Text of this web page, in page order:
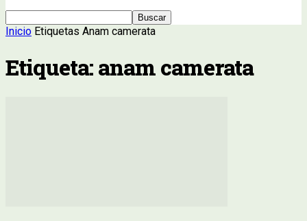
Inicio Etiquetas Anam camerata
Etiqueta: anam camerata